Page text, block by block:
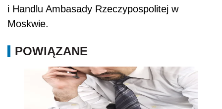
i Handlu Ambasady Rzeczypospolitej w
Moskwie.
POWIĄZANE